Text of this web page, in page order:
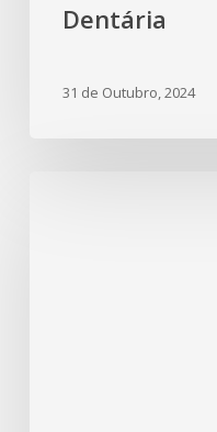
Dentária
31 de Outubro, 2024